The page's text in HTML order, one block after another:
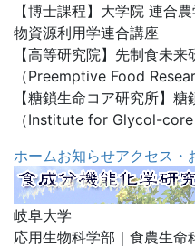
【博士課程】大学院 連合
物資源利用学連合講座
【高等研究院】先制食未来
（Preemptive Food
【糖鎖生命コア研究所】
（Institute for Glycol-core
ホームお知らせアクセス・
岐阜大学
応用生物科学部｜食農生命